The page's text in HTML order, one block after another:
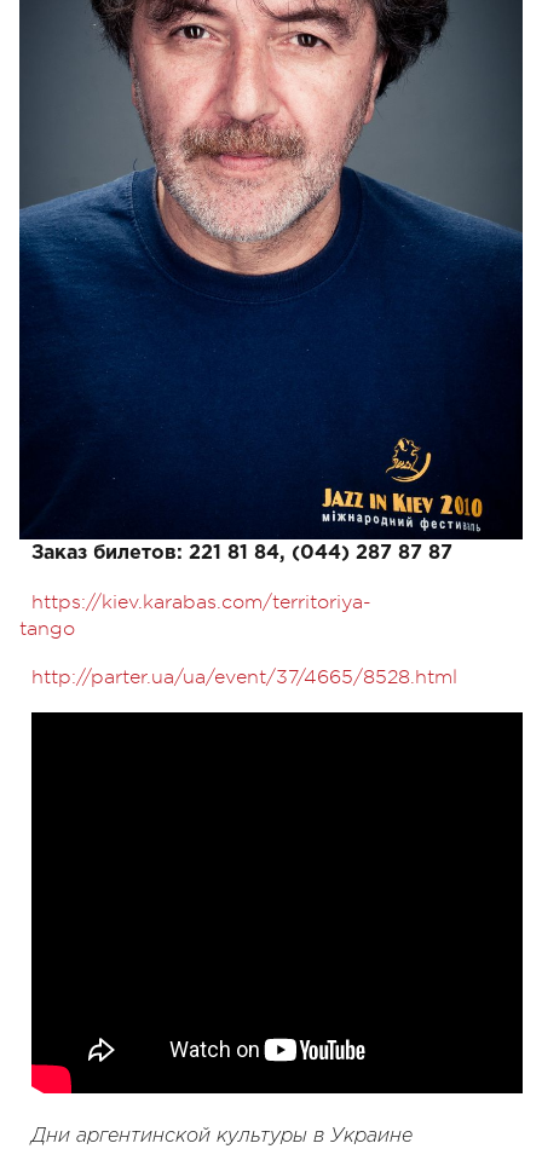
Алексей Коган
Состав KIEV TANGO PROJECT: Кирилл Шарапов,
фортепиано; Сергей Курдицкий, бандонеон;
Заказ билетов: 221 81 84, (044) 287 87 87
https://kiev.karabas.com/territoriya-
tango
http://parter.ua/ua/event/37/4665/8528.html
Дни аргентинской культуры в Украине